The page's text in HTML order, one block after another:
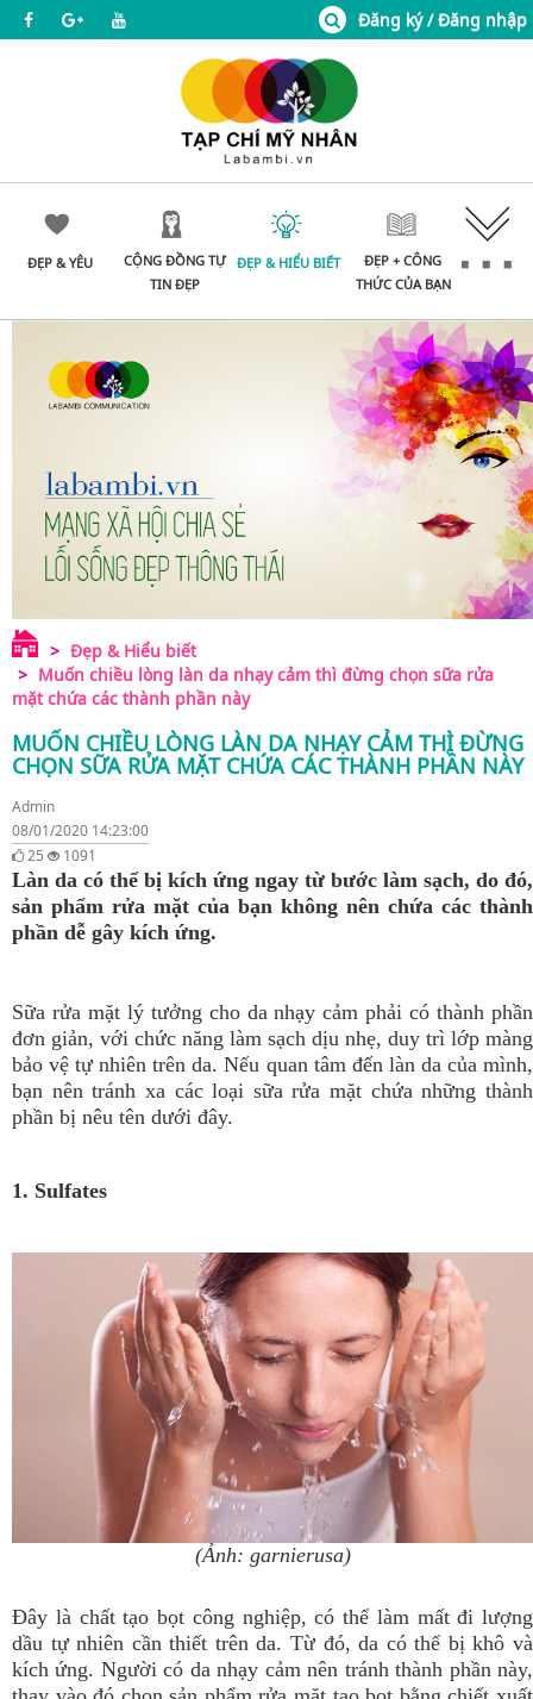
Đăng ký / Đăng nhập
ĐẸP & YÊU
CỘNG ĐỒNG TỰ
TIN ĐẸP
ĐẸP & HIỂU BIẾT
ĐẸP + CÔNG
THỨC CỦA BẠN
Đẹp & Hiểu biết
Muốn chiều lòng làn da nhạy cảm thì đừng chọn sữa rửa
mặt chứa các thành phần này
MUỐN CHIỀU LÒNG LÀN DA NHẠY CẢM THÌ ĐỪNG
CHỌN SỮA RỬA MẶT CHỨA CÁC THÀNH PHẦN NÀY
Admin
08/01/2020 14:23:00
25
1091
Làn da có thể bị kích ứng ngay từ bước làm sạch, do đó,
sản phẩm rửa mặt của bạn không nên chứa các thành
phần dễ gây kích ứng.
Sữa rửa mặt lý tưởng cho da nhạy cảm phải có thành phần
đơn giản, với chức năng làm sạch dịu nhẹ, duy trì lớp màng
bảo vệ tự nhiên trên da. Nếu quan tâm đến làn da của mình,
bạn nên tránh xa các loại sữa rửa mặt chứa những thành
phần bị nêu tên dưới đây.
1. Sulfates
(Ảnh: garnierusa)
Đây là chất tạo bọt công nghiệp, có thể làm mất đi lượng
dầu tự nhiên cần thiết trên da. Từ đó, da có thể bị khô và
kích ứng. Người có da nhạy cảm nên tránh thành phần này,